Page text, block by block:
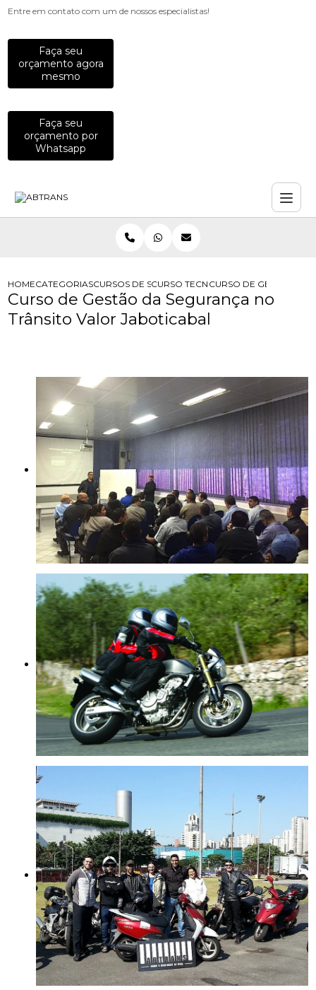
Entre em contato com um de nossos especialistas!
Faça seu
orçamento agora
mesmo
Faça seu
orçamento por
Whatsapp
HOMECATEGORIASCURSOS DE SEGURANCA NO TRANSITO
CURSO TECNOLOGO DECURSO DE GESTAO DA
Curso de Gestão da Segurança no
Trânsito Valor Jaboticabal